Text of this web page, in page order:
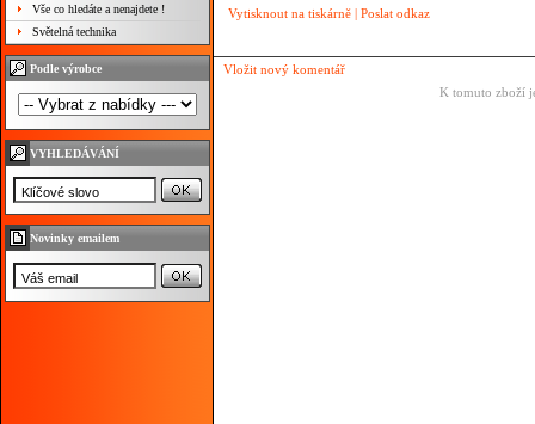
Vše co hledáte a nenajdete !
Světelná technika
Podle výrobce
VYHLEDÁVÁNÍ
Novinky emailem
Vytisknout na tiskárně | Poslat odkaz
Vložit nový komentář
K tomuto zboží